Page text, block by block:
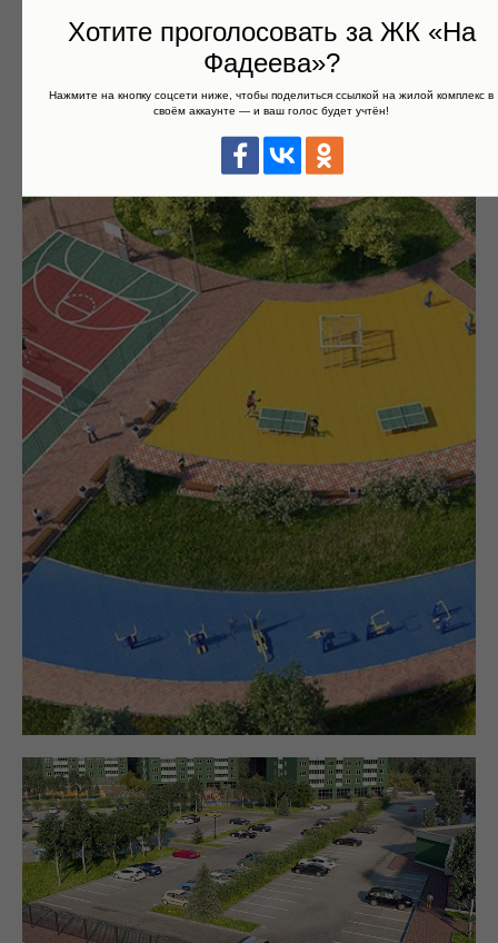
Хотите проголосовать за ЖК «На
Фадеева»?
Нажмите на кнопку соцсети ниже, чтобы поделиться ссылкой на жилой комплекс в
своём аккаунте — и ваш голос будет учтён!